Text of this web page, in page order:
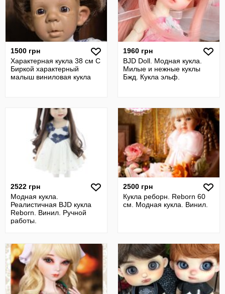
1500 грн
Характерная кукла 38 см С
Биркой характерный
малыш виниловая кукла
1960 грн
BJD Doll. Модная кукла.
Милые и нежные куклы
Бжд. Кукла эльф.
2522 грн
Модная кукла.
Реалистичная BJD кукла
Reborn. Винил. Ручной
работы.
2500 грн
Кукла реборн. Reborn 60
см. Модная кукла. Винил.